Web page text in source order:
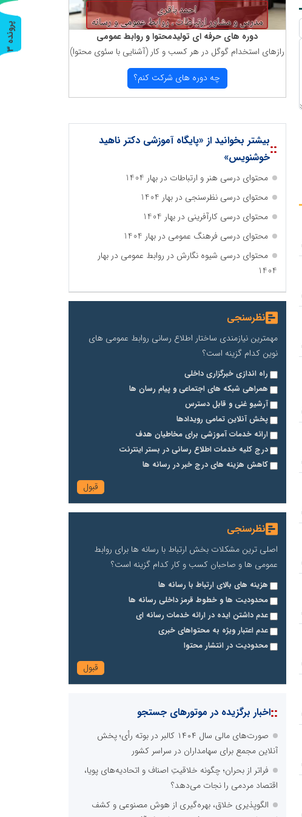
دوره های حرفه ای تولیدمحتوا و روابط عمومی
رازهای استخدام گوگل در هر كسب و كار (آشنایی با سئوی محتوا)
چه دوره های شركت كنم؟
::بیشتر بخوانید از «پایگاه آموزشی دکتر ناهید
خوشنویس»
محتوای درسی هنر و ارتباطات در بهار 1404
محتوای درسی نظرسنجی در بهار 1404
محتوای درسی کارآفرینی در بهار 1404
محتوای درسی فرهنگ عمومی در بهار 1404
محتوای درسی شیوه نگارش در روابط عمومی در بهار
1404
نظرسنجی
مهمترین نیازمندی ساختار اطلاع رسانی روابط عمومی های
نوین کدام گزینه است؟
راه اندازی خبرگزاری داخلی
همراهی شبکه های اجتماعی و پیام رسان ها
آرشیو غنی و قابل دسترس
پخش آنلاین تمامی رویدادها
ارائه خدمات آموزشی برای مخاطیان هدف
درج کلیه خدمات اطلاع رسانی در بستر اینترنت
کاهش هزینه های درج خبر در رسانه ها
نظرسنجی
اصلی ترین مشکلات بخش ارتباط با رسانه ها برای روابط
عمومی ها و صاحبان کسب و کار کدام گزینه است؟
هزینه های بالای ارتباط با رسانه ها
محدودیت ها و خطوط قرمز داخلی رسانه ها
عدم داشتن ایده در ارائه خدمات رسانه ای
عدم اعتبار ویژه به محتواهای خبری
محدودیت در انتشار محتوا
::اخبار برگزیده در موتورهای جستجو
صورت‌های مالی سال ۱۴۰۴ کالبر در بوته رأی؛ پخش
آنلاین مجمع برای سهامداران در سراسر کشور
فراتر از بحران؛ چگونه خلاقیتِ اصناف و اتحادیه‌های پویا،
اقتصاد مردمی را نجات می‌دهد؟
الگوپذیری خلاق، بهره‌گیری از هوش مصنوعی و کشف
پ
ر
و
ن
د
ه
3